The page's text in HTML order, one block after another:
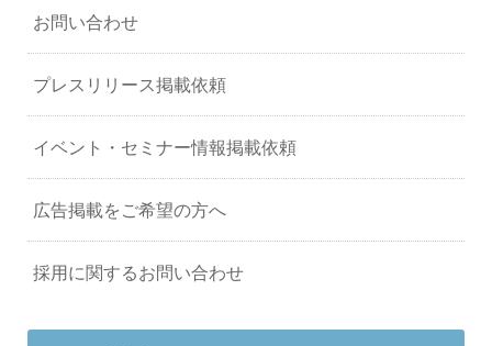
お問い合わせ
プレスリリース掲載依頼
イベント・セミナー情報掲載依頼
広告掲載をご希望の方へ
採用に関するお問い合わせ